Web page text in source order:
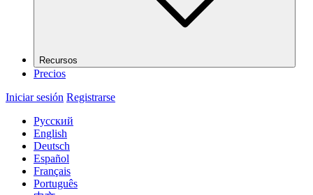
Recursos
Precios
Iniciar sesión Registrarse
Русский
English
Deutsch
Español
Français
Português